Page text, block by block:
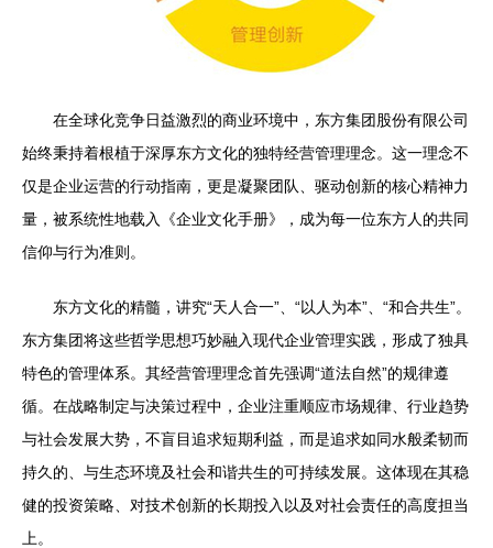
在全球化竞争日益激烈的商业环境中，东方集团股份有限公司
始终秉持着根植于深厚东方文化的独特经营管理理念。这一理念不
仅是企业运营的行动指南，更是凝聚团队、驱动创新的核心精神力
量，被系统性地载入《企业文化手册》，成为每一位东方人的共同
信仰与行为准则。
东方文化的精髓，讲究“天人合一”、“以人为本”、“和合共生”。
东方集团将这些哲学思想巧妙融入现代企业管理实践，形成了独具
特色的管理体系。其经营管理理念首先强调“道法自然”的规律遵
循。在战略制定与决策过程中，企业注重顺应市场规律、行业趋势
与社会发展大势，不盲目追求短期利益，而是追求如同水般柔韧而
持久的、与生态环境及社会和谐共生的可持续发展。这体现在其稳
健的投资策略、对技术创新的长期投入以及对社会责任的高度担当
上。